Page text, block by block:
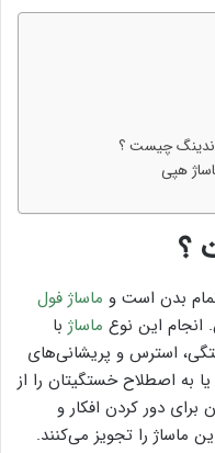
اندینگ چیست ؟
هپی
؟
بدن است و ماساژ فول
انجام این نوع ماساژ با
استرس و پریشانی‌های
به اصطلاح خستگیتان را از
برای دور کردن افکار و
ماساژ را تجویز می‌کنند.